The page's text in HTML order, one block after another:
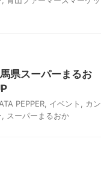
県スーパーまるお
PEPPER イベント
カン
スーパーまるおか